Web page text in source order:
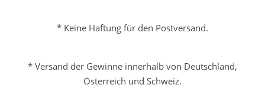
* Keine Haftung für den Postversand.
* Versand der Gewinne innerhalb von Deutschland,
Österreich und Schweiz.